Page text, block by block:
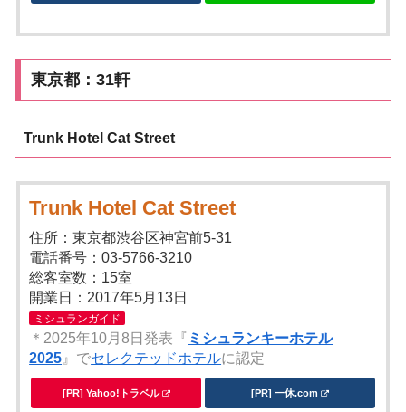
東京都：31軒
Trunk Hotel Cat Street
Trunk Hotel Cat Street
住所：東京都渋谷区神宮前5-31
電話番号：03-5766-3210
総客室数：15室
開業日：2017年5月13日
ミシュランガイド
＊2025年10月8日発表『 ミシュランキーホテル
2025 』でセレクテッドホテルに認定
[PR] Yahoo!トラベル [PR] 一休.com